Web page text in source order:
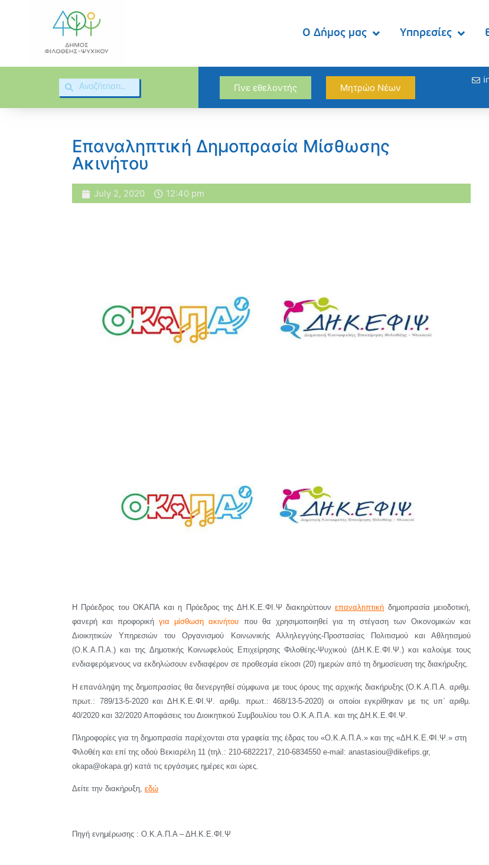
Ο Δήμος μας Υπηρεσίες
Γίνε εθελοντής Μητρώο Νέων
Επαναληπτική Δημοπρασία Μίσθωσης
Ακινήτου
July 2, 2020 12:40 pm
Η Πρόεδρος του ΟΚΑΠΑ και η Πρόεδρος της ΔΗ.Κ.Ε.ΦΙ.Ψ διακηρύττουνεπαναληπτική δημοπρασία μειοδοτική,
φανερή και προφορικήγια μίσθωση ακινήτου που θα χρησιμοποιηθεί για τη στέγαση των Οικονομικών και
Διοικητικών Υπηρεσιών του Οργανισμού Κοινωνικής Αλληλεγγύης-Προστασίας Πολιτισμού και Αθλητισμού
(Ο.Κ.Α.Π.Α.) και της Δημοτικής Κοινωφελούς Επιχείρησης Φιλοθέης-Ψυχικού (ΔΗ.Κ.Ε.ΦΙ.Ψ.) και καλούμε τους
ενδιαφερόμενους να εκδηλώσουν ενδιαφέρον σε προθεσμία είκοσι (20) ημερών από τη δημοσίευση της διακήρυξης.
Η επανάληψη της δημοπρασίας θα διενεργηθεί σύμφωνα με τους όρους της αρχικής διακήρυξης (Ο.Κ.Α.Π.Α. αριθμ.
πρωτ.: 789/13-5-2020 και ΔΗ.Κ.Ε.ΦΙ.Ψ. αριθμ. πρωτ.: 468/13-5-2020) οι οποίοι εγκρίθηκαν με τις υπ΄ αριθμ.
40/2020 και 32/2020 Αποφάσεις του Διοικητικού Συμβουλίου του Ο.Κ.Α.Π.Α. και της ΔΗ.Κ.Ε.ΦΙ.Ψ.
Πληροφορίες για τη δημοπρασία παρέχονται στα γραφεία της έδρας του «Ο.Κ.Α.Π.Α.» και της «ΔΗ.Κ.Ε.ΦΙ.Ψ.» στη
Φιλοθέη και επί της οδού Βεκιαρέλη 11 (τηλ.: 210-6822217, 210-6834550 e-mail: anastasiou@dikefips.gr,
okapa@okapa.gr) κατά τις εργάσιμες ημέρες και ώρες.
Δείτε την διακήρυξη, εδώ
Πηγή ενημέρωσης : Ο.Κ.Α.Π.Α – ΔΗ.Κ.Ε.ΦΙ.Ψ